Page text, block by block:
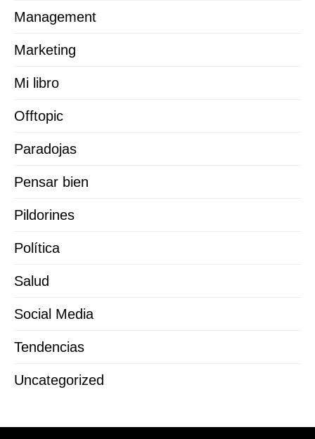
Management
Marketing
Mi libro
Offtopic
Paradojas
Pensar bien
Pildorines
Política
Salud
Social Media
Tendencias
Uncategorized